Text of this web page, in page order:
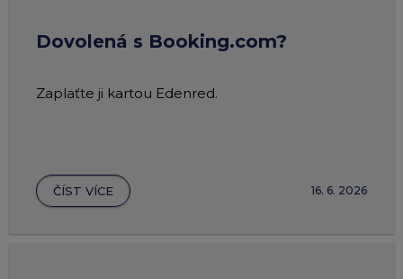
Dovolená s Booking.com?
Zaplaťte ji kartou Edenred.
ČÍST VÍCE 16. 6. 2026